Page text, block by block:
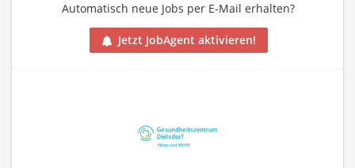
Automatisch neue Jobs per E-Mail erhalten?
Jetzt JobAgent aktivieren!